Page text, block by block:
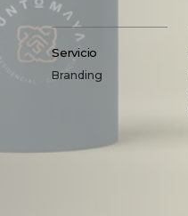
Servicio
Branding